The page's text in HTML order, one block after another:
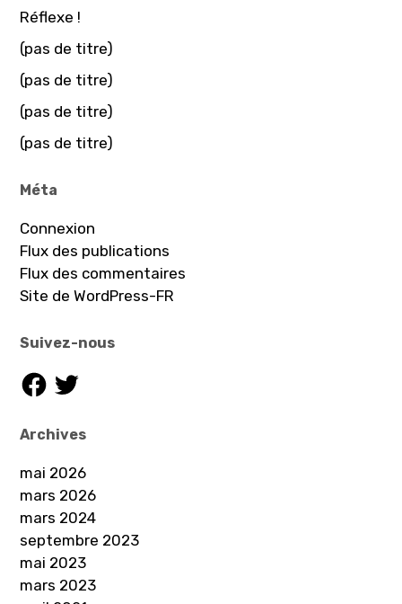
Réflexe !
(pas de titre)
(pas de titre)
(pas de titre)
(pas de titre)
Méta
Connexion
Flux des publications
Flux des commentaires
Site de WordPress-FR
Suivez-nous
Facebook
Twitter
Archives
mai 2026
mars 2026
mars 2024
septembre 2023
mai 2023
mars 2023